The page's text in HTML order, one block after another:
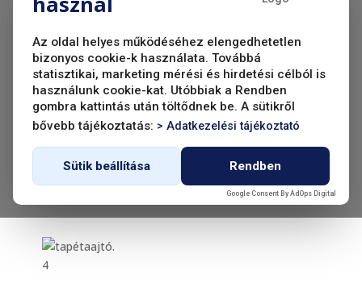
Az oldal helyes működéséhez elengedhetetlen
bizonyos cookie-k használata. Továbbá
statisztikai, marketing mérési és hirdetési célból is
használunk cookie-kat. Utóbbiak a Rendben
gombra kattintás után töltődnek be. A sütikről
bővebb tájékoztatás: > Adatkezelési tájékoztató
Sütik beállítása Rendben
Google Consent By AdOps Digital